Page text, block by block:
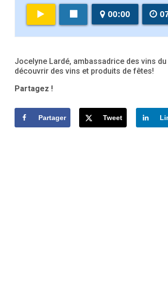
00:00
Jocelyne Lardé, ambassadrice des vins
découvrir des vins et produits de fêtes!
Partagez !
Partager Tweet